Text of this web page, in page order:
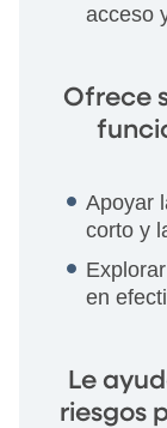
acceso
Ofrece
Apoyar
corto y
en
Le
riesgos